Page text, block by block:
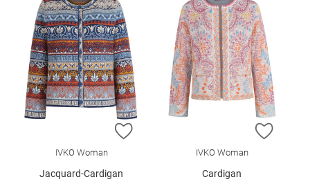
ZUR WUNSCHLISTE HINZUFÜGEN
IVKO Woman
Jacquard-Cardigan
ZUR
IVKO Woman
Cardigan